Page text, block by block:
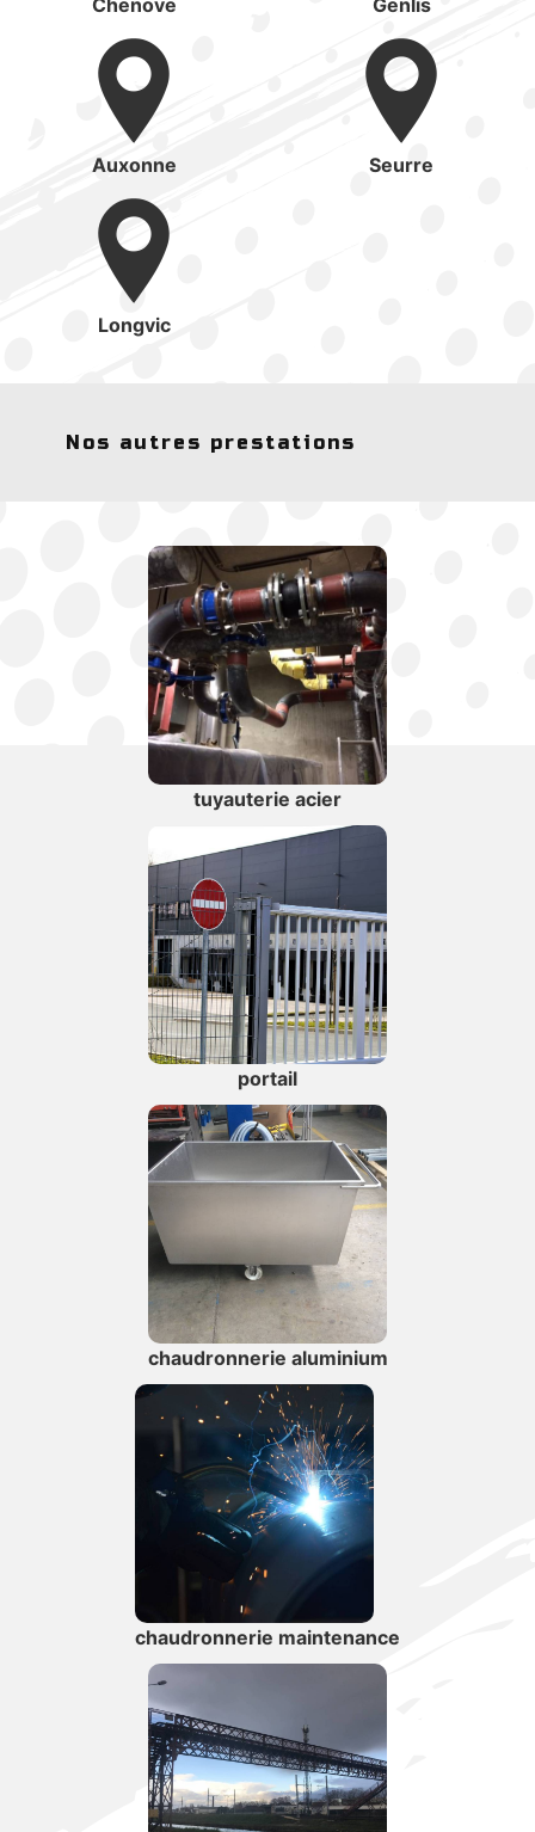
Auxonne Seurre
Longvic
Nos autres prestations
tuyauterie acier
portail
chaudronnerie aluminium
chaudronnerie maintenance